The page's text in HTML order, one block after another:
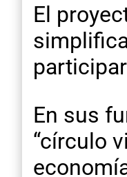
El
En sus
“círculo